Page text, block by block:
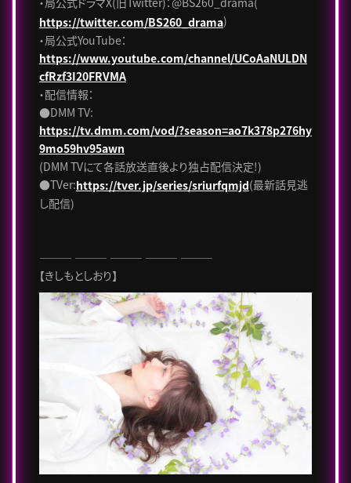
https://twitter.com/BS260_drama)
・局公式YouTube：
https://www.youtube.com/channel/UCoAaNULDN
cfRzf3I20FRVMA
・配信情報：
●DMM TV:
https://tv.dmm.com/vod/?season=ao7k378p276hy
9mo59hv95awn
(DMM TVにて各話放送直後より独占配信決定!)
●TVer:https://tver.jp/series/sriurfqmjd(最新話見逃
し配信)
――― ――― ――― ――― ―――
【きしもとしおり】